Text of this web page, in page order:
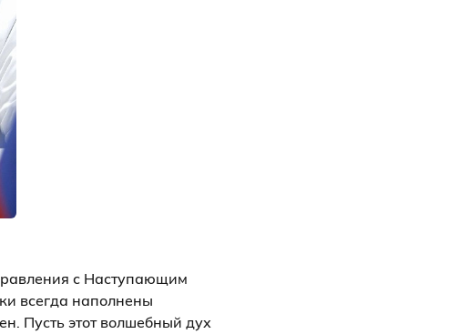
с Наступающим
всегда наполнены
Пусть этот волшебный дух